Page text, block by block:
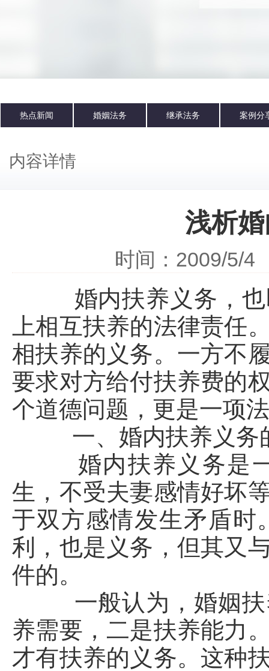
热点新闻 婚姻法务 继承法务 案例分
内容详情
浅析
时间：2009/5/
婚内扶养义务，也
上相互扶养的法律责任
相扶养的义务。一方不
要求对方给付扶养费的
个道德问题，更是一项
一、婚内扶养义务
婚内扶养义务是一
生，不受夫妻感情好坏
于双方感情发生矛盾时
利，也是义务，但其又
件的。
一般认为，婚姻扶
养需要，二是扶养能力
才有扶养的义务。这种